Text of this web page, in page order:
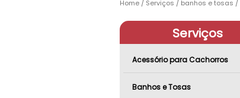
Home Serviços banhos e tosas
Serviços
Acessório para Cachorros
Banhos e Tosas